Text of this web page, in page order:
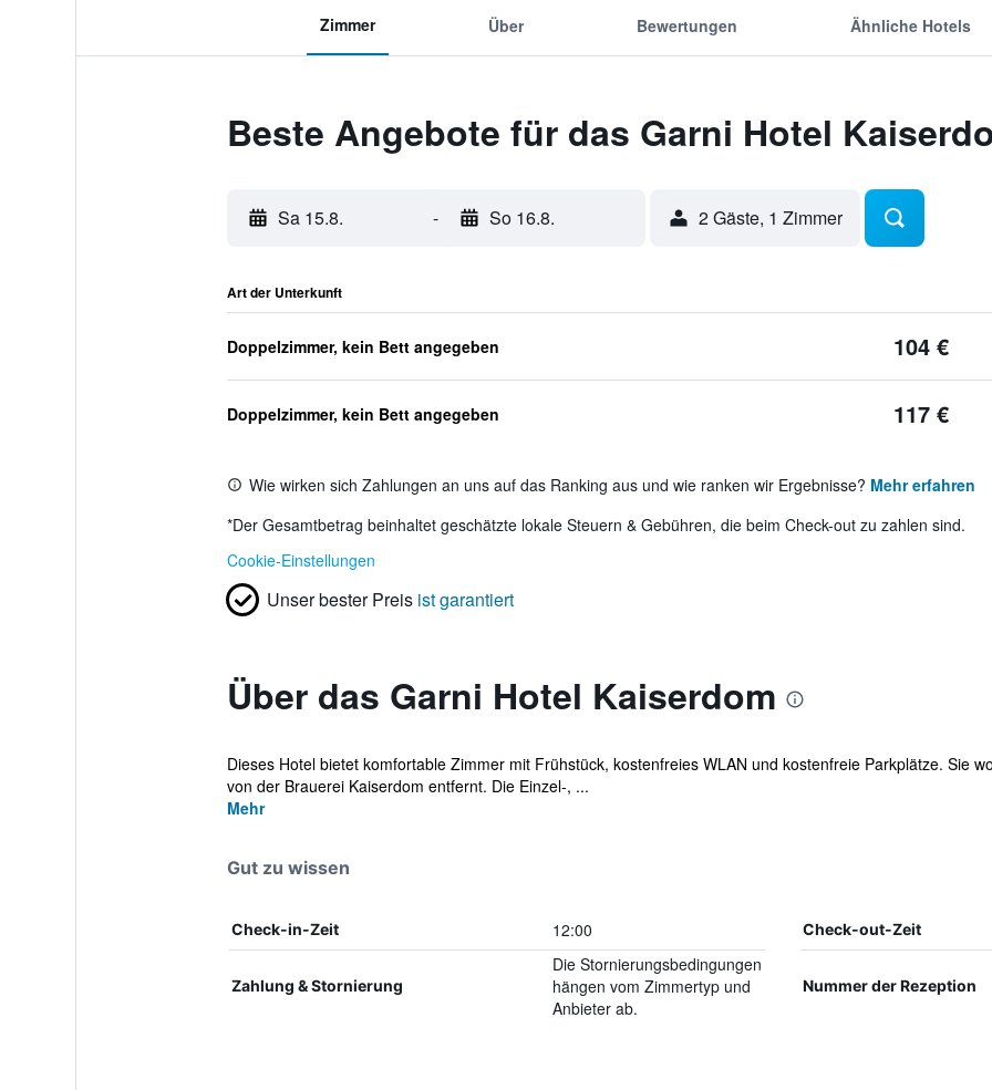
Zimmer Über Bewertungen Ähnliche Hotels
Beste Angebote für das Garni Hotel
Sa 15.8. - So 16.8. 2 Gäste, 1 Zimmer
Art der Unterkunft
Doppelzimmer, kein Bett angegeben 104 €
Doppelzimmer, kein Bett angegeben 117 €
Wie wirken sich Zahlungen an uns auf das Ranking aus und wie ranken wir Ergebnisse? Mehr erfahren
*Der Gesamtbetrag beinhaltet geschätzte lokale Steuern & Gebühren, die beim Check-out zu zahlen sind.
Cookie-Einstellungen
Unser bester Preis ist garantiert
Über das Garni Hotel Kaiserdom
Dieses Hotel bietet komfortable Zimmer mit Frühstück, kostenfreies WLAN und kostenfreie Parkplätze. Sie
von der Brauerei Kaiserdom entfernt. Die Einzel-, ...
Mehr
Gut zu wissen
Check-in-Zeit 12:00 Check-out-Zeit
Zahlung & Stornierung
Die Stornierungsbedingungen
hängen vom Zimmertyp und
Anbieter ab.
Nummer der Rezeption